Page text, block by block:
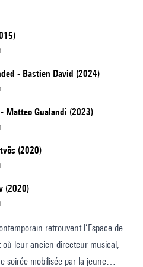
- Bastien David (2024)
Matteo Gualandi (2023)
(2020)
(2020)
retrouvent l’Espace de
où leur ancien directeur musical,
soirée mobilisée par la jeune